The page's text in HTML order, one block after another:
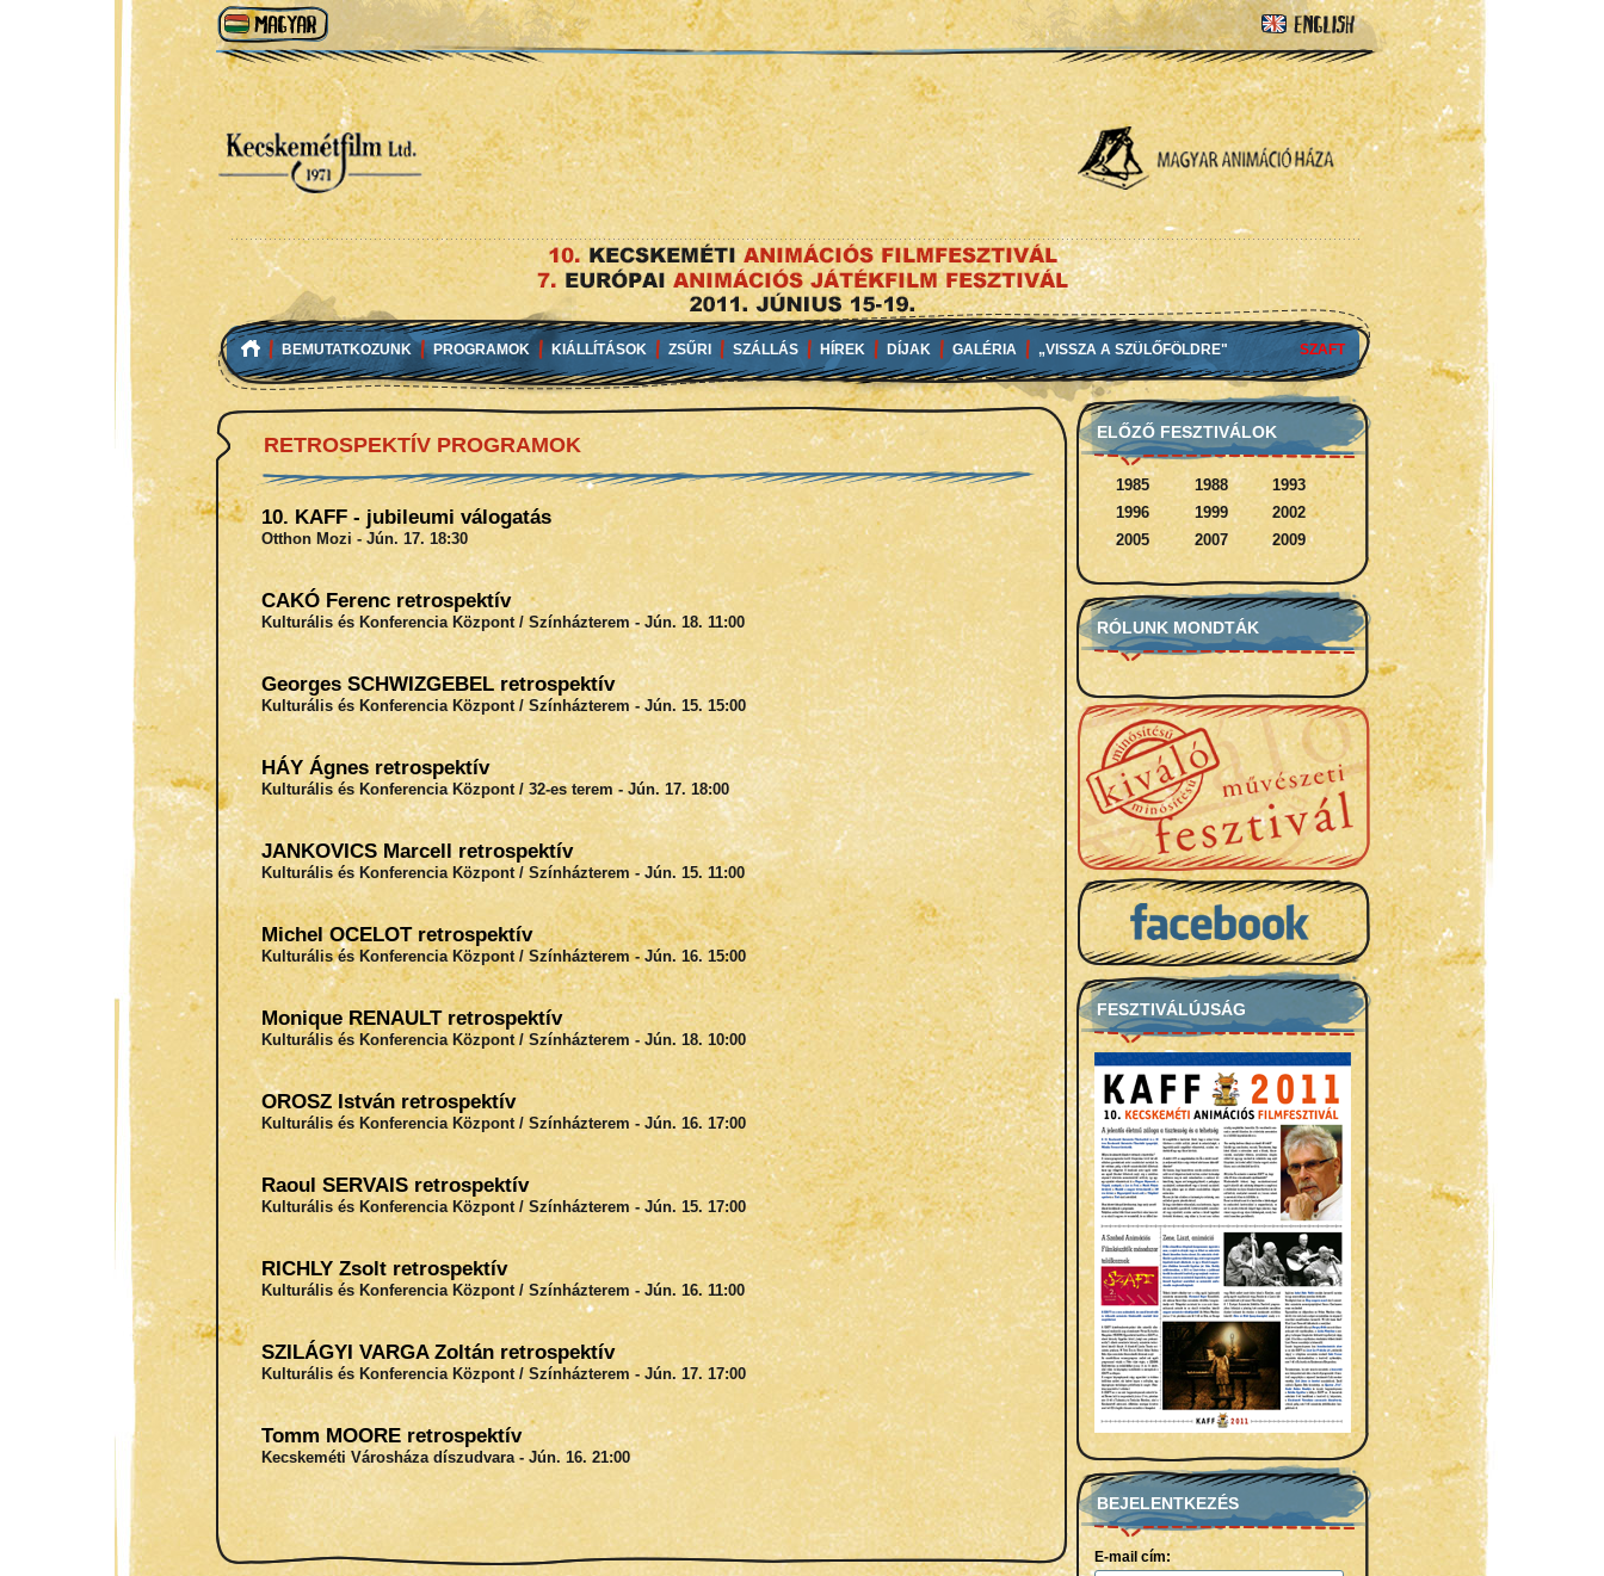
BEMUTATKOZUNK PROGRAMOK KIÁLLÍTÁSOK ZSŰRI SZÁLLÁS HÍREK DÍJAK GALÉRIA „VISSZA A SZÜLŐFÖLDRE" SZAFT
ELŐZŐ FESZTIVÁLOK
1985 1988
1993
1996
1999
2002
2005
2007 2009
RÓLUNK MONDTÁK
FESZTIVÁLÚJSÁG
BEJELENTKEZÉS
E-mail cím:
RETROSPEKTÍV PROGRAMOK
10. KAFF - jubileumi válogatás
Otthon Mozi - Jún. 17. 18:30
CAKÓ Ferenc retrospektív
Kulturális és Konferencia Központ / Színházterem - Jún. 18. 11:00
Georges SCHWIZGEBEL retrospektív
Kulturális és Konferencia Központ / Színházterem - Jún. 15. 15:00
HÁY Ágnes retrospektív
Kulturális és Konferencia Központ / 32-es terem - Jún. 17. 18:00
JANKOVICS Marcell retrospektív
Kulturális és Konferencia Központ / Színházterem - Jún. 15. 11:00
Michel OCELOT retrospektív
Kulturális és Konferencia Központ / Színházterem - Jún. 16. 15:00
Monique RENAULT retrospektív
Kulturális és Konferencia Központ / Színházterem - Jún. 18. 10:00
OROSZ István retrospektív
Kulturális és Konferencia Központ / Színházterem - Jún. 16. 17:00
Raoul SERVAIS retrospektív
Kulturális és Konferencia Központ / Színházterem - Jún. 15. 17:00
RICHLY Zsolt retrospektív
Kulturális és Konferencia Központ / Színházterem - Jún. 16. 11:00
SZILÁGYI VARGA Zoltán retrospektív
Kulturális és Konferencia Központ / Színházterem - Jún. 17. 17:00
Tomm MOORE retrospektív
Kecskeméti Városháza díszudvara - Jún. 16. 21:00